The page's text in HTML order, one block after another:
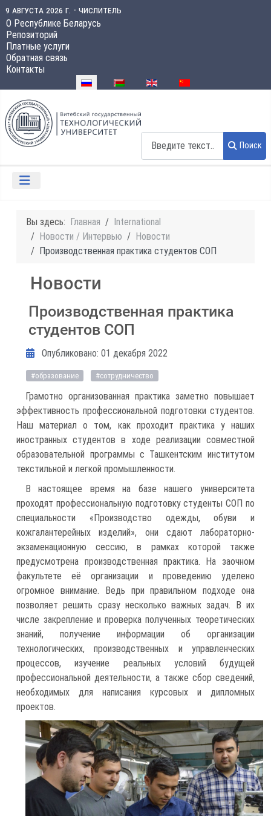
9 августа 2026 г. - числитель
О Республике Беларусь
Репозиторий
Платные услуги
Обратная связь
Контакты
Выберите язык
Поиск
Вы здесь: Главная
International
Новости / Интервью
Новости
Производственная практика студентов СОП
Новости
Производственная практика
студентов СОП
Информация о материале
Опубликовано: 01 декабря 2022
#образование #сотрудничество
Грамотно организованная практика заметно повышает
эффективность профессиональной подготовки студентов.
Наш материал о том, как проходит практика у наших
иностранных студентов в ходе реализации совместной
образовательной программы с Ташкентским институтом
текстильной и легкой промышленности.
В настоящее время на базе нашего университета
проходят профессиональную подготовку студенты СОП по
специальности «Производство одежды, обуви и
кожгалантерейных изделий», они сдают лабораторно-
экзаменационную сессию, в рамках которой также
предусмотрена производственная практика. На заочном
факультете её организации и проведению уделено
огромное внимание. Ведь при правильном подходе она
позволяет решить сразу несколько важных задач. В их
числе закрепление и проверка полученных теоретических
знаний, получение информации об организации
технологических, производственных и управленческих
процессов, изучение реальных условий будущей
профессиональной деятельности, а также сбор сведений,
необходимых для написания курсовых и дипломных
проектов.